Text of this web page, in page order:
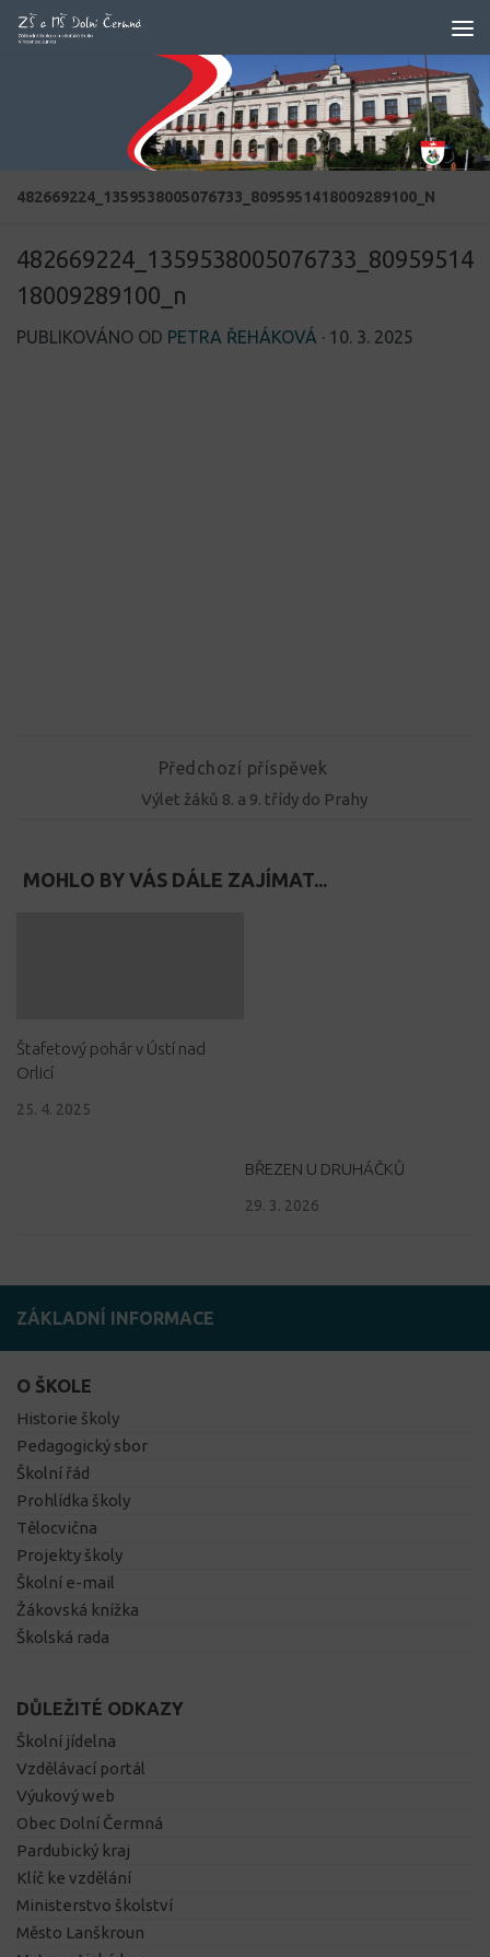
Skip to content
482669224_1359538005076733_8095951418009289100_N
482669224_1359538005076733_80959514
18009289100_n
PUBLIKOVÁNO OD PETRA ŘEHÁKOVÁ · 10. 3. 2025
Předchozí příspěvek
Výlet žáků 8. a 9. třídy do Prahy
MOHLO BY VÁS DÁLE ZAJÍMAT...
Štafetový pohár v Ústí nad
Orlicí
25. 4. 2025
BŘEZEN U DRUHÁČKŮ
29. 3. 2026
ZÁKLADNÍ INFORMACE
O ŠKOLE
Historie školy
Pedagogický sbor
Školní řád
Prohlídka školy
Tělocvična
Projekty školy
Školní e-mail
Žákovská knížka
Školská rada
DŮLEŽITÉ ODKAZY
Školní jídelna
Vzdělávací portál
Výukový web
Obec Dolní Čermná
Pardubický kraj
Klíč ke vzdělání
Ministerstvo školství
Město Lanškroun